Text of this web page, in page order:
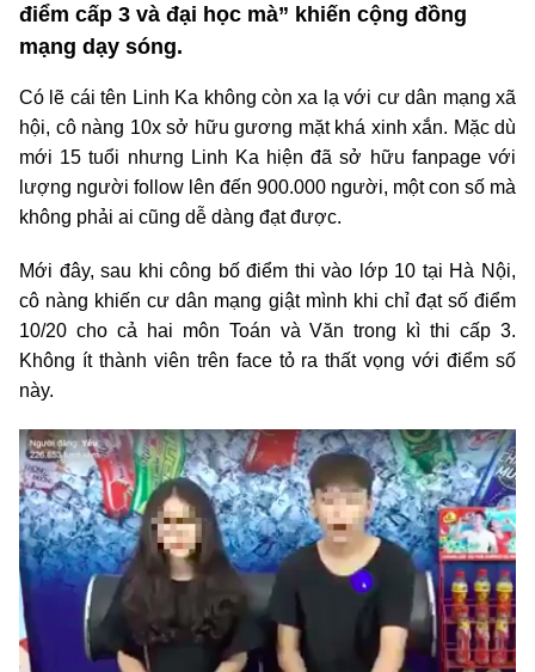
điểm cấp 3 và đại học mà” khiến cộng đồng
mạng dạy sóng.
Có lẽ cái tên Linh Ka không còn xa lạ với cư dân mạng xã
hội, cô nàng 10x sở hữu gương mặt khá xinh xắn. Mặc dù
mới 15 tuổi nhưng Linh Ka hiện đã sở hữu fanpage với
lượng người follow lên đến 900.000 người, một con số mà
không phải ai cũng dễ dàng đạt được.
Mới đây, sau khi công bố điểm thi vào lớp 10 tại Hà Nội,
cô nàng khiến cư dân mạng giật mình khi chỉ đạt số điểm
10/20 cho cả hai môn Toán và Văn trong kì thi cấp 3.
Không ít thành viên trên face tỏ ra thất vọng với điểm số
này.